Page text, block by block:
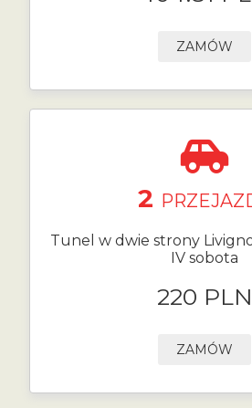
ZAMÓW
2
Tunel w dwie strony
IV sobota
220 PLN
ZAMÓW